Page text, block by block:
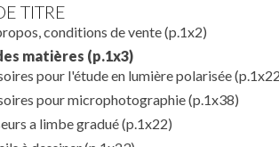
TITRE
conditions de vente(p.1x2)
matières (p.1x3)
pour l'étude en lumière polarisée
pour microphotographie(p.1x38)
a limbe gradué(p.1x22)